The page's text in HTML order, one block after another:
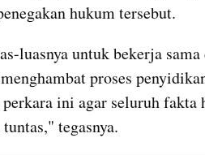
hukum tersebut.
luasnya untuk bekerja
proses
ini agar seluruh fakta
tegasnya.